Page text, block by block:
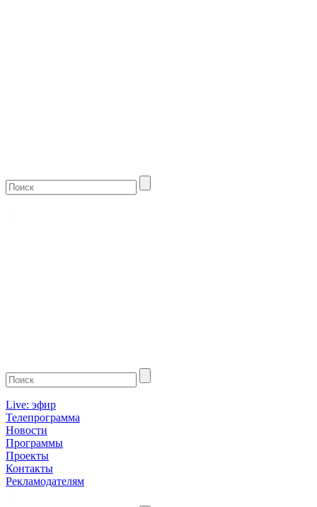
Live: эфир
Телепрограмма
Новости
Программы
Проекты
Контакты
Рекламодателям